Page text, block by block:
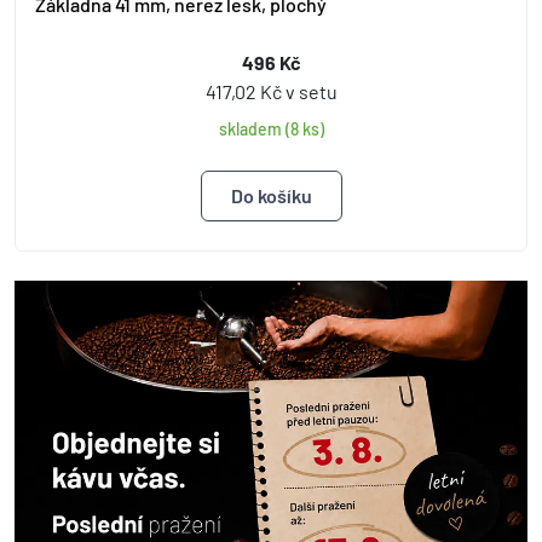
496 Kč
417,02 Kč v setu
skladem (8 ks)